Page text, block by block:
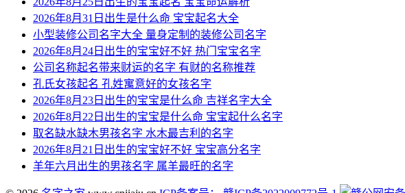
2026年8月31日出生是什么命 宝宝起名大全
小型装修公司名字大全 量身定制的装修公司名字
2026年8月24日出生的宝宝好不好 热门宝宝名字
公司名称起名带来财运的名字 有财的名称推荐
孔氏女孩起名 孔姓寓意好的女孩名字
2026年8月23日出生的宝宝是什么命 吉祥名字大全
2026年8月22日出生的宝宝是什么命 宝宝起什么名字
取名缺水缺木男孩名字 水木最吉利的名字
2026年8月21日出生的宝宝好不好 宝宝高分名字
羊年六月出生的男孩名字 属羊最旺的名字